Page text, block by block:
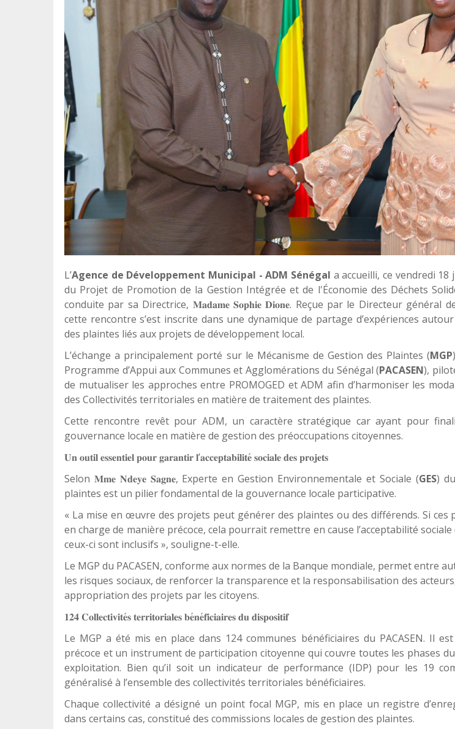
L’Agence de Développement Municipal - ADM Sénégal a accueilli, ce vendredi
du Projet de Promotion de la Gestion Intégrée et de l'Économie des Déchets
conduite par sa Directrice, 𝐌𝐚𝐝𝐚𝐦𝐞 𝐒𝐨𝐩𝐡𝐢𝐞 𝐃𝐢𝐨𝐧𝐞. Reçue par le Directeur général
cette rencontre s’est inscrite dans une dynamique de partage d’expériences
des plaintes liés aux projets de développement local.
L’échange a principalement porté sur le Mécanisme de Gestion des Plaintes (MGP
Programme d’Appui aux Communes et Agglomérations du Sénégal (PACASEN),
de mutualiser les approches entre PROMOGED et ADM afin d’harmoniser les
des Collectivités territoriales en matière de traitement des plaintes.
Cette rencontre revêt pour ADM, un caractère stratégique car ayant pour
gouvernance locale en matière de gestion des préoccupations citoyennes.
𝐔𝐧 𝐨𝐮𝐭𝐢𝐥 𝐞𝐬𝐬𝐞𝐧𝐭𝐢𝐞𝐥 𝐩𝐨𝐮𝐫 𝐠𝐚𝐫𝐚𝐧𝐭𝐢𝐫 𝐥’𝐚𝐜𝐜𝐞𝐩𝐭𝐚𝐛𝐢𝐥𝐢𝐭𝐞 𝐬𝐨𝐜𝐢𝐚𝐥𝐞 𝐝𝐞𝐬 𝐩𝐫𝐨𝐣𝐞𝐭𝐬
Selon 𝐌𝐦𝐞 𝐍𝐝𝐞𝐲𝐞 𝐒𝐚𝐠𝐧𝐞, Experte en Gestion Environnementale et Sociale (GES)
plaintes est un pilier fondamental de la gouvernance locale participative.
« La mise en œuvre des projets peut générer des plaintes ou des différends. Si ces
en charge de manière précoce, cela pourrait remettre en cause l’acceptabilité
ceux-ci sont inclusifs », souligne-t-elle.
Le MGP du PACASEN, conforme aux normes de la Banque mondiale, permet entre
les risques sociaux, de renforcer la transparence et la responsabilisation des
appropriation des projets par les citoyens.
𝟏𝟐𝟒 𝐂𝐨𝐥𝐥𝐞𝐜𝐭𝐢𝐯𝐢𝐭𝐞𝐬 𝐭𝐞𝐫𝐫𝐢𝐭𝐨𝐫𝐢𝐚𝐥𝐞𝐬 𝐛𝐞𝐧𝐞𝐟𝐢𝐜𝐢𝐚𝐢𝐫𝐞𝐬 𝐝𝐮 𝐝𝐢𝐬𝐩𝐨𝐬𝐢𝐭𝐢𝐟
Le MGP a été mis en place dans 124 communes bénéficiaires du PACASEN. Il
précoce et un instrument de participation citoyenne qui couvre toutes les phases
exploitation. Bien qu’il soit un indicateur de performance (IDP) pour les 19
généralisé à l’ensemble des collectivités territoriales bénéficiaires.
Chaque collectivité a désigné un point focal MGP, mis en place un registre
dans certains cas, constitué des commissions locales de gestion des plaintes.